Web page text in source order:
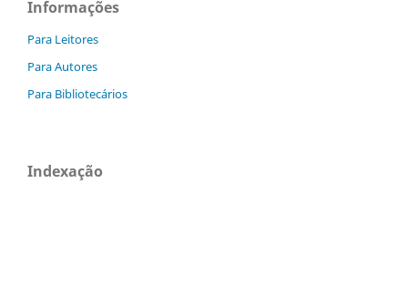
Informações
Para Leitores
Para Autores
Para Bibliotecários
Indexação